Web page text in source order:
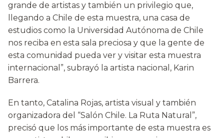
grande de artistas y también un privilegio que,
llegando a Chile de esta muestra, una casa de
estudios como la Universidad Autónoma de Chile
nos reciba en esta sala preciosa y que la gente de
esta comunidad pueda ver y visitar esta muestra
internacional”, subrayó la artista nacional, Karin
Barrera.
En tanto, Catalina Rojas, artista visual y también
organizadora del “Salón Chile. La Ruta Natural”,
precisó que los más importante de esta muestra es